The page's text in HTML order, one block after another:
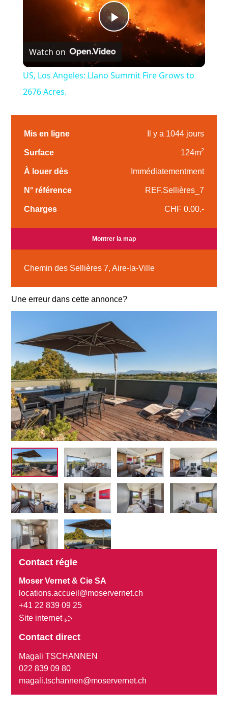
Play
Video
Watch on
US, Los Angeles: Llano Summit Fire Grows to
2676 Acres.
Mis en ligne Il y a 1044 jours
Surface 124m2
À louer dès Immédiatementment
N° référence REF.Sellières_7
Charges CHF 0.00.-
Montrer la map
Chemin des Sellières 7, Aire-la-Ville
Une erreur dans cette annonce?
Contact régie
Moser Vernet & Cie SA
locations.accueil@moservernet.ch
+41 22 839 09 25
Site internet
Contact direct
Magali TSCHANNEN
022 839 09 80
magali.tschannen@moservernet.ch